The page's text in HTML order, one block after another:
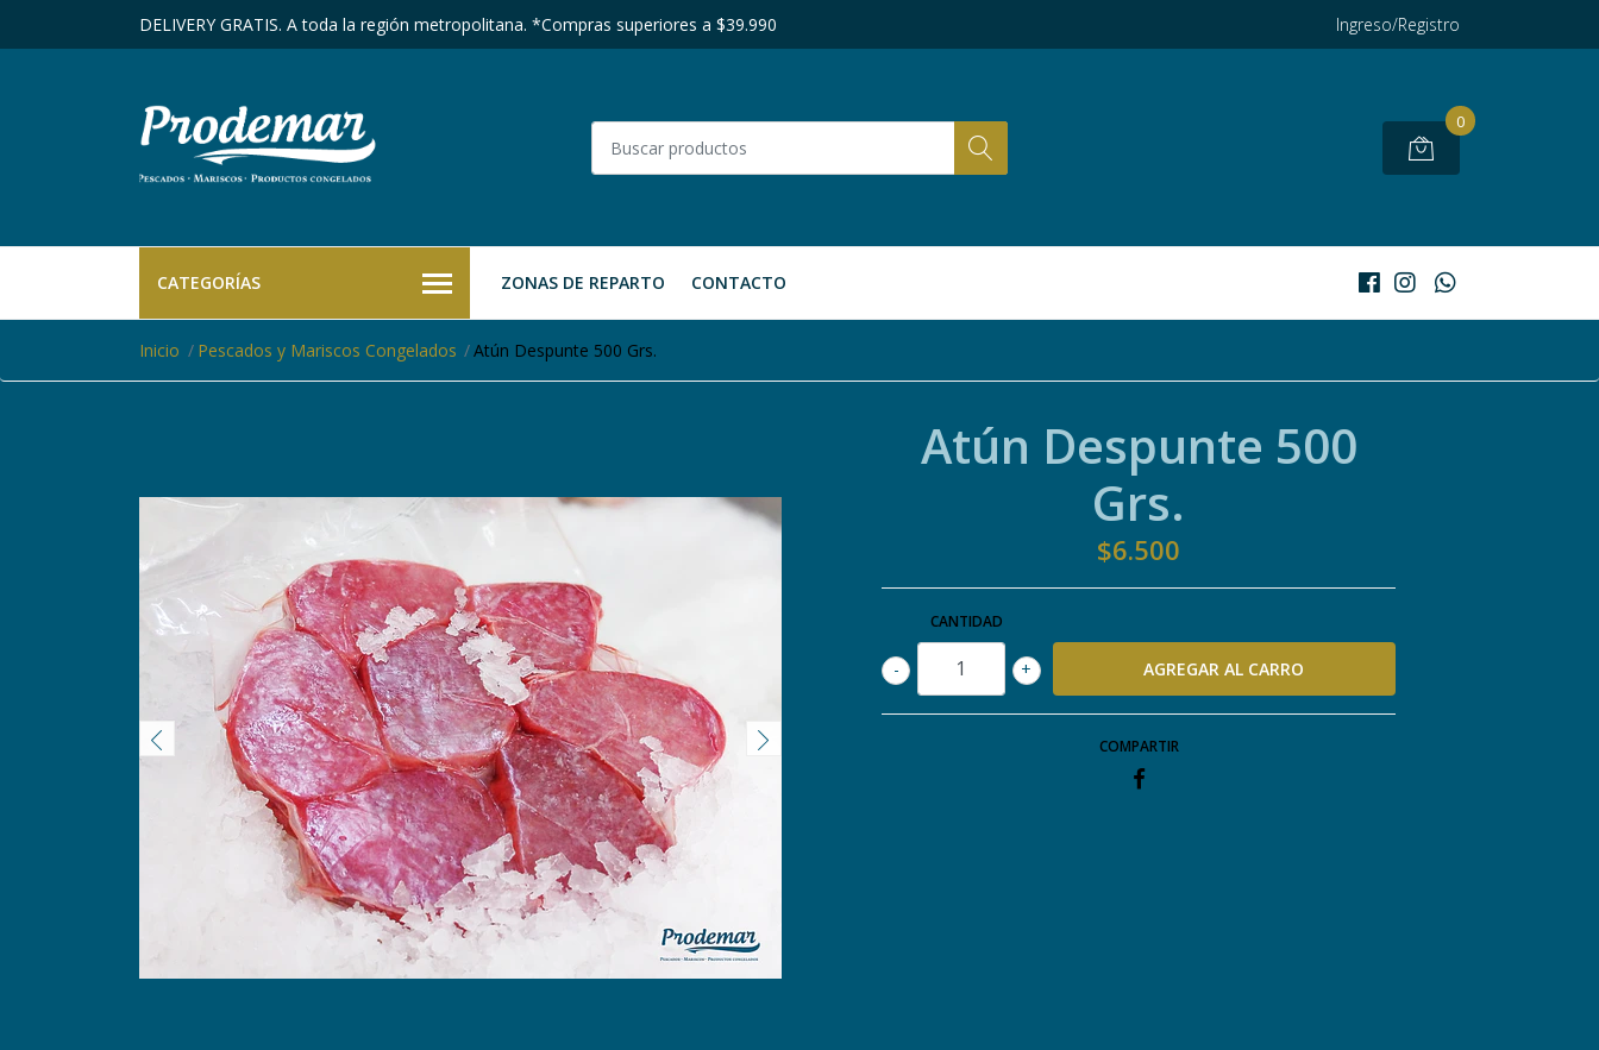
DELIVERY GRATIS. A toda la región metropolitana. *Compras superiores a $39.990 Ingreso/Registro
0
CATEGORÍAS ZONAS DE REPARTO CONTACTO
Inicio Pescados y Mariscos Congelados Atún Despunte 500 Grs.
Atún Despunte 500
Grs.
$6.500
CANTIDAD
+
-
COMPARTIR